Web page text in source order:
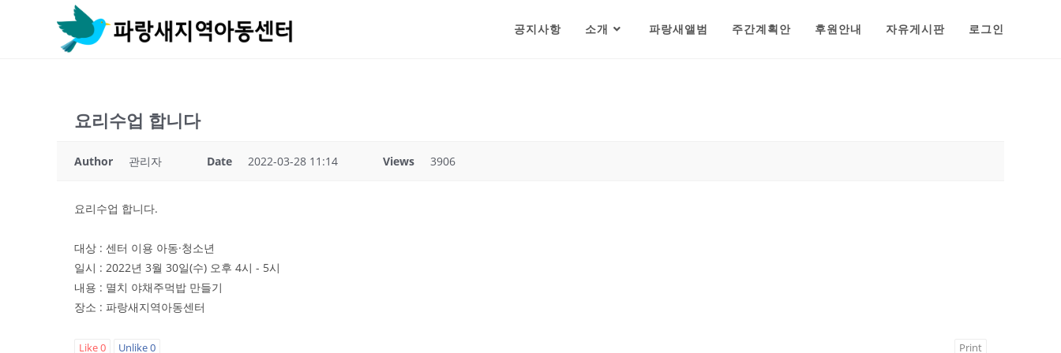
공지사항 소개 파랑새앨범 주간계획안 후원안내 자유게시판 로그인
요리수업 합니다
Author 관리자 Date 2022-03-28 11:14 Views 3906
요리수업 합니다.
대상 : 센터 이용 아동·청소년
일시 : 2022년 3월 30일(수) 오후 4시 - 5시
내용 : 멸치 야채주먹밥 만들기
장소 : 파랑새지역아동센터
Like0 Unlike0 Print